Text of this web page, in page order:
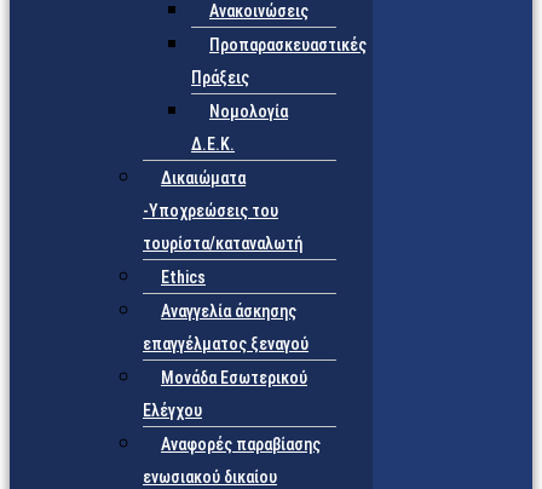
Ανακοινώσεις
Προπαρασκευαστικές
Πράξεις
Νομολογία
Δ.Ε.Κ.
Δικαιώματα
-Υποχρεώσεις του
τουρίστα/καταναλωτή
Ethics
Αναγγελία άσκησης
επαγγέλματος ξεναγού
Μονάδα Εσωτερικού
Ελέγχου
Αναφορές παραβίασης
ενωσιακού δικαίου